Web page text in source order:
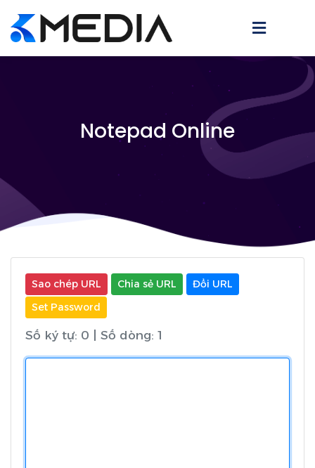
Notepad Online
Sao chép URL Chia sẻ URL
Đổi URL
Set Password
Số ký tự: 0 Số dòng: 1